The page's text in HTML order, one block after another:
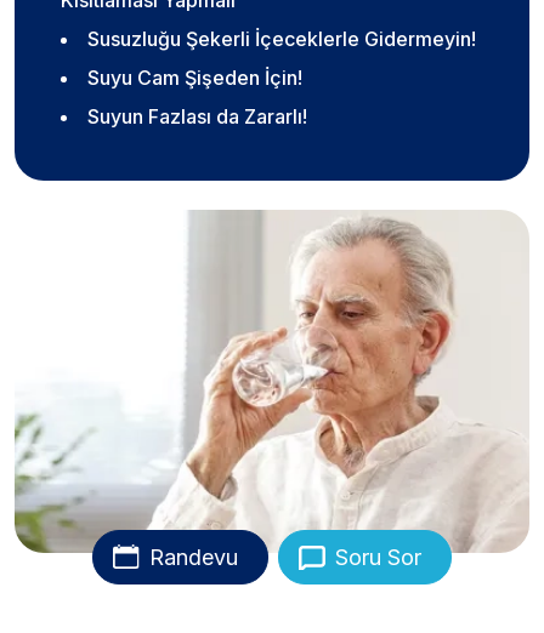
Susuzluğu Şekerli İçeceklerle Gidermeyin!
Suyu Cam Şişeden İçin!
Suyun Fazlası da Zararlı!
Randevu Soru Sor